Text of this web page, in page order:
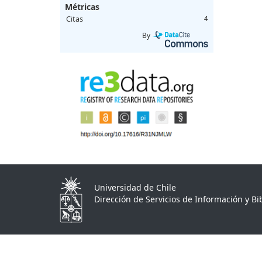
Métricas
Citas 4
By
Universidad de Chile
Dirección de Servicios de Información y